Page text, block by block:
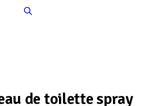
de toilette spray